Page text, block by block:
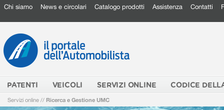
Chi siamo News e circolari Catalogo prodotti Assistenza Contatti
PATENTI VEICOLI SERVIZI ONLINE CODICE
Servizi online // Ricerca e Gestione UMC